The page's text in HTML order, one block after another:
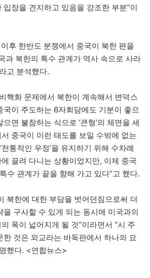
장을 견지하고 있음을 강조한 부분”이
후 한반도 분쟁에서 중국이 북한 편을
과 북한의 특수 관계가 역사 속으로 사라
고 분석했다.
핵화 문제에서 북한이 계속해서 변덕스
국이 주도하는 6자회담에도 기분이 좋으
면 불참하는 식으로 ‘큰형’의 체면을 세
중국이 이런 태도를 보일 수밖에 없는
전통적인 우정’을 유지하기 위해 수차례
끌려 다니는 상황이었지만, 이제 중국
수 관계가 끝을 향해 가고 있다”고 했다.
북한에 대한 부담을 벗어던짐으로써 더
을 구사할 수 있게 되는 동시에 미국과의
폭이 넓어지게 될 것”이라면서 “시 주
한 것은 외교라는 바둑판에서 하나의 묘
했다. <연합뉴스>